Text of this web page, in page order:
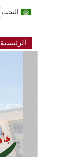
البحث
الرئيسية